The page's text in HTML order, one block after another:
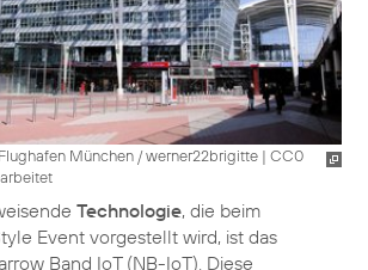
München / werner22brigitte | CC0
Technologie, die beim
Event vorgestellt wird, ist das
Band IoT (NB-IoT). Diese